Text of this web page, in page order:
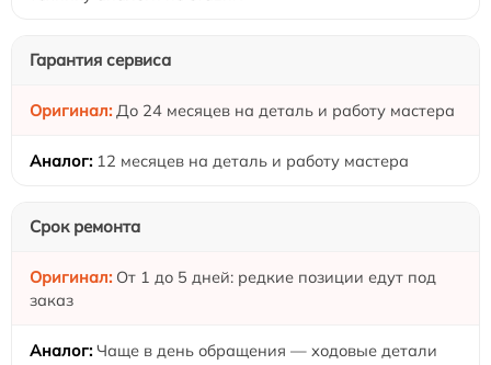
Гарантия сервиса
До 24 месяцев на деталь и работу мастера
12 месяцев на деталь и работу мастера
Срок ремонта
От 1 до 5 дней: редкие позиции едут под
заказ
Чаще в день обращения — ходовые детали